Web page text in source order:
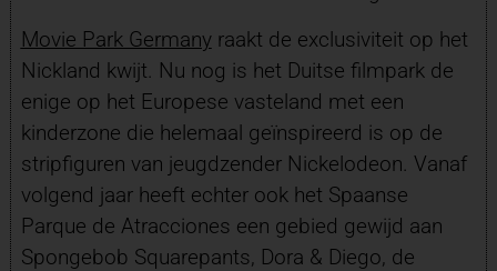
Movie Park Germanyraakt de exclusiviteit op het
Nickland kwijt. Nu nog is het Duitse filmpark de
enige op het Europese vasteland met een
kinderzone die helemaal geïnspireerd is op de
stripfiguren van jeugdzender Nickelodeon. Vanaf
volgend jaar heeft echter ook het Spaanse
Parque de Atracciones een gebied gewijd aan
Spongebob Squarepants, Dora & Diego, de